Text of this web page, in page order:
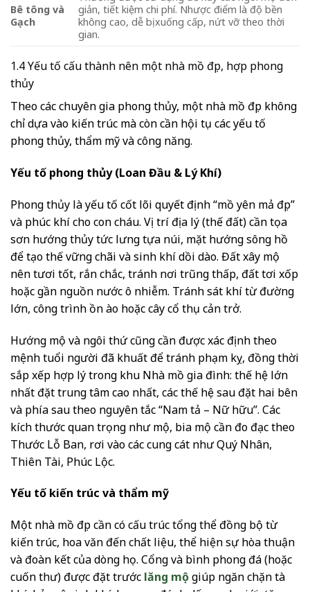
Bê tông và
Gạch
giản, tiết kiệm chi phí. Nhược điểm là độ bền
không cao, dễ bị xuống cấp, nứt vỡ theo thời
gian.
1.4 Yếu tố cấu thành nên một nhà mồ đẹp, hợp phong
thủy
Theo các chuyên gia phong thủy, một nhà mồ đẹp không
chỉ dựa vào kiến trúc mà còn cần hội tụ các yếu tố
phong thủy, thẩm mỹ và công năng.
Yếu tố phong thủy (Loan Đầu & Lý Khí)
Phong thủy là yếu tố cốt lõi quyết định “mồ yên mả đẹp”
và phúc khí cho con cháu. Vị trí địa lý (thế đất) cần tọa
sơn hướng thủy tức lưng tựa núi, mặt hướng sông hồ
để tạo thế vững chãi và sinh khí dồi dào. Đất xây mộ
nên tươi tốt, rắn chắc, tránh nơi trũng thấp, đất tơi xốp
hoặc gần nguồn nước ô nhiễm. Tránh sát khí từ đường
lớn, công trình ồn ào hoặc cây cổ thụ cản trở.
Hướng mộ và ngôi thứ cũng cần được xác định theo
mệnh tuổi người đã khuất để tránh phạm kỵ, đồng thời
sắp xếp hợp lý trong khu Nhà mồ gia đình: thế hệ lớn
nhất đặt trung tâm cao nhất, các thế hệ sau đặt hai bên
và phía sau theo nguyên tắc “Nam tả – Nữ hữu”. Các
kích thước quan trọng như mộ, bia mộ cần đo đạc theo
Thước Lỗ Ban, rơi vào các cung cát như Quý Nhân,
Thiên Tài, Phúc Lộc.
Yếu tố kiến trúc và thẩm mỹ
Một nhà mồ đẹp cần có cấu trúc tổng thể đồng bộ từ
kiến trúc, hoa văn đến chất liệu, thể hiện sự hòa thuận
và đoàn kết của dòng họ. Cổng và bình phong đá (hoặc
cuốn thư) được đặt trước lăng mộgiúp ngăn chặn tà